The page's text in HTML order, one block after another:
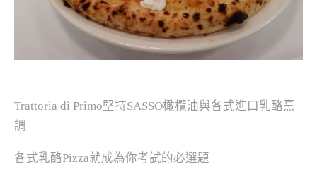
Trattoria di Primo堅持SASSO橄欖油與各式進口乳酪烹
調
各式乳酪Pizza就成為你考試的必選題